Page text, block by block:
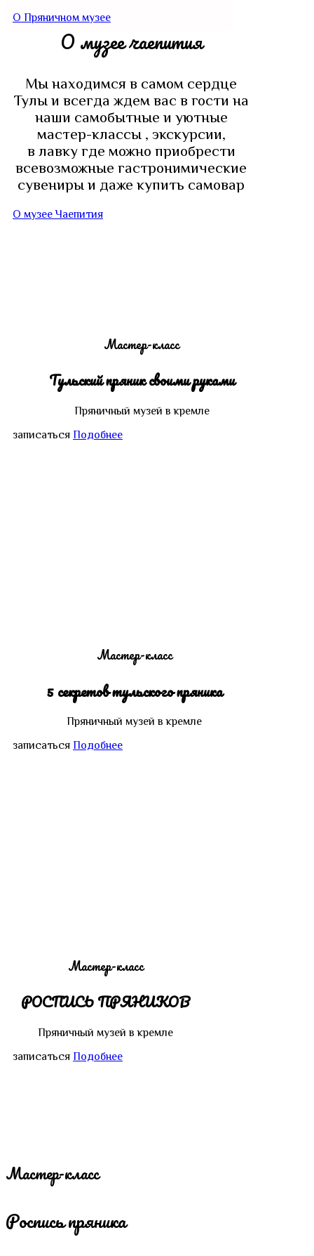
О Пряничном музее
О музее чаепития
Мы находимся в самом сердце
Тулы и всегда ждем вас в гости на
наши самобытные и уютные
мастер-классы , экскурсии,
в лавку где можно приобрести
всевозможные гастронимические
сувениры и даже купить самовар
О музее Чаепития
Мастер-класс
Тульский пряник своими руками
Пряничный музей в кремле
записаться Подобнее
Мастер-класс
5 секретов тульского пряника
Пряничный музей в кремле
записаться Подобнее
Мастер-класс
РОСПИСЬ ПРЯНИКОВ
Пряничный музей в кремле
записаться Подобнее
Мастер-класс
Роспись пряника